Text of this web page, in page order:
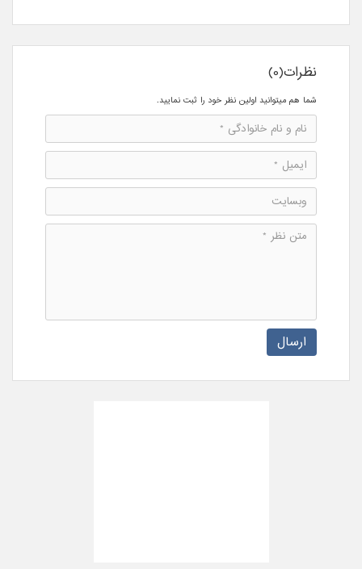
نظرات(0)
شما هم میتوانید اولین نظر خود را ثبت نمایید.
ارسال